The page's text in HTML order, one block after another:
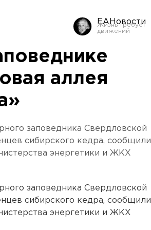
ЕАНовости
аллея
заповедника Свердловской
сибирского кедра, сообщили
энергетики и ЖКХ
заповедника Свердловской
сибирского кедра, сообщили
энергетики и ЖКХ